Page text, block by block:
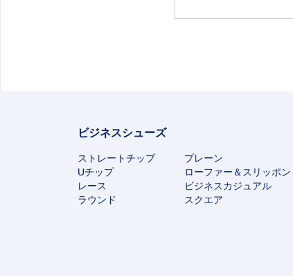
ビジネスシューズ
ストレートチップ
プレーン
Uチップ
ローファー＆スリッポン
レース
ビジネスカジュアル
ラウンド
スクエア